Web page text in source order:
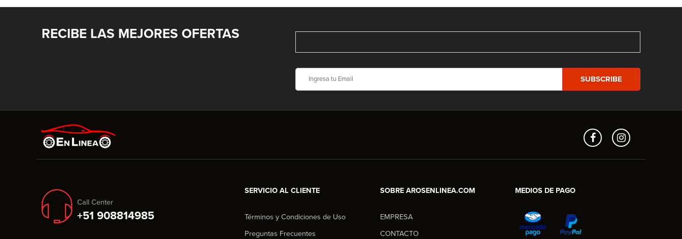
RECIBE LAS MEJORES OFERTAS
Call Center
+51 908814985
SERVICIO AL CLIENTE
Términos y Condiciones de Uso
Preguntas Frecuentes
SOBRE AROSENLINEA.COM
EMPRESA
CONTACTO
MEDIOS DE PAGO